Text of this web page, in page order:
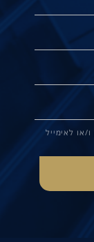
או לאימייל